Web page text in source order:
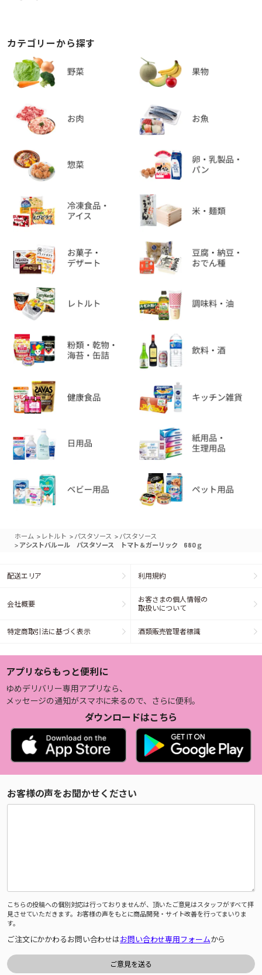
カテゴリーから探す
ホーム > レトルト > パスタソース > パスタソース
> アシストバルール パスタソース トマト＆ガーリック 680ｇ
配送エリア 利用規約
会社概要
お客さまの個人情報の
取扱いについて
特定商取引法に基づく表示 酒類販売管理者標識
アプリならもっと便利に
ゆめデリバリー専用アプリなら、
メッセージの通知がスマホに来るので、さらに便利。
ダウンロードはこちら
お客様の声をお聞かせください
こちらの投稿への個別対応は行っておりませんが、頂いたご意見はスタッフがすべて拝
見させていただきます。お客様の声をもとに商品開発・サイト改善を行ってまいりま
す。
ご注文にかかわるお問い合わせはお問い合わせ専用フォームから